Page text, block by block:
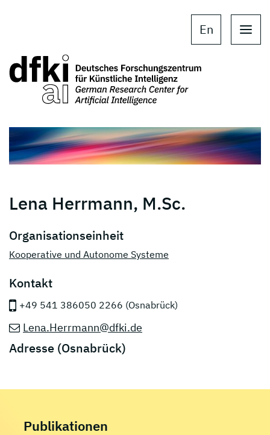
En
Lena Herrmann, M.Sc.
Organisationseinheit
Kooperative und Autonome Systeme
Kontakt
+49 541 386050 2266 (Osnabrück)
Lena.Herrmann@dfki.de
Adresse (Osnabrück)
Publikationen